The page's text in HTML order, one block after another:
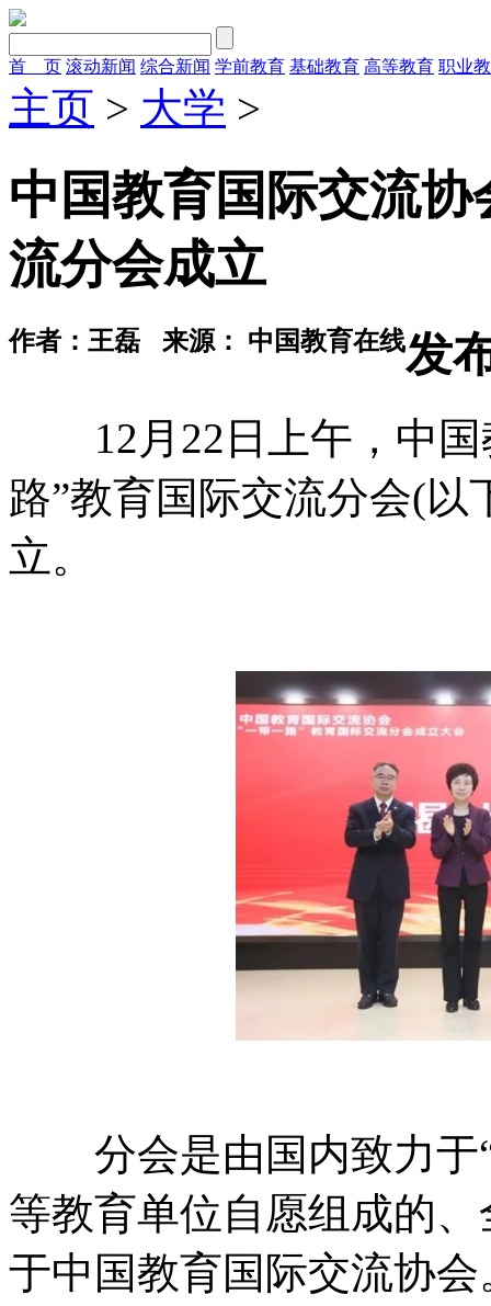
首 页 滚动新闻 综合新闻 学前教育 基础教育 高等教育 职业
主页 > 大学 >
中国教育国际交流
流分会成立
发
作者：王磊 来源： 中国教育在线
12月22日上午，中国
路”教育国际交流分会(以
立。
分会是由国内致力于“
等教育单位自愿组成的
于中国教育国际交流协